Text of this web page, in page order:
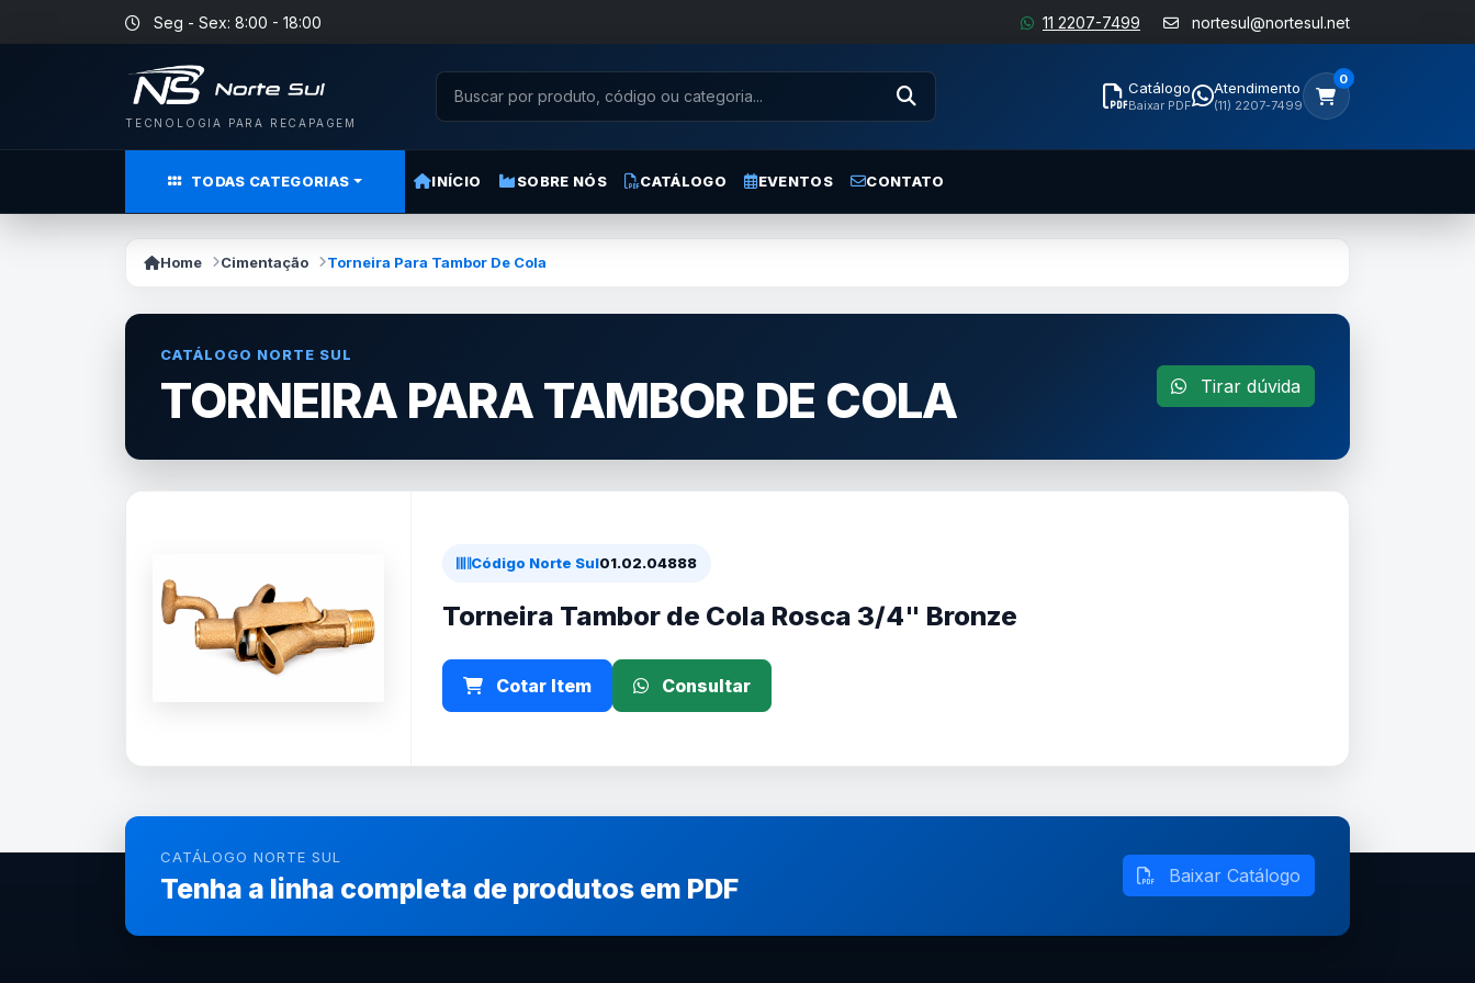
Seg - Sex: 8:00 - 18:00 11 2207-7499 nortesul@nortesul.net
TECNOLOGIA PARA RECAPAGEM
Catálogo
Baixar PDF
Atendimento
(11) 2207-7499
0
TODAS CATEGORIAS INÍCIO SOBRE NÓS CATÁLOGO EVENTOS CONTATO
Home Cimentação Torneira Para Tambor De Cola
CATÁLOGO NORTE SUL
TORNEIRA PARA TAMBOR DE COLA Tirar dúvida
Código Norte Sul01.02.04888
Torneira Tambor de Cola Rosca 3/4" Bronze
Cotar Item Consultar
CATÁLOGO NORTE SUL
Tenha a linha completa de produtos em PDF Baixar Catálogo